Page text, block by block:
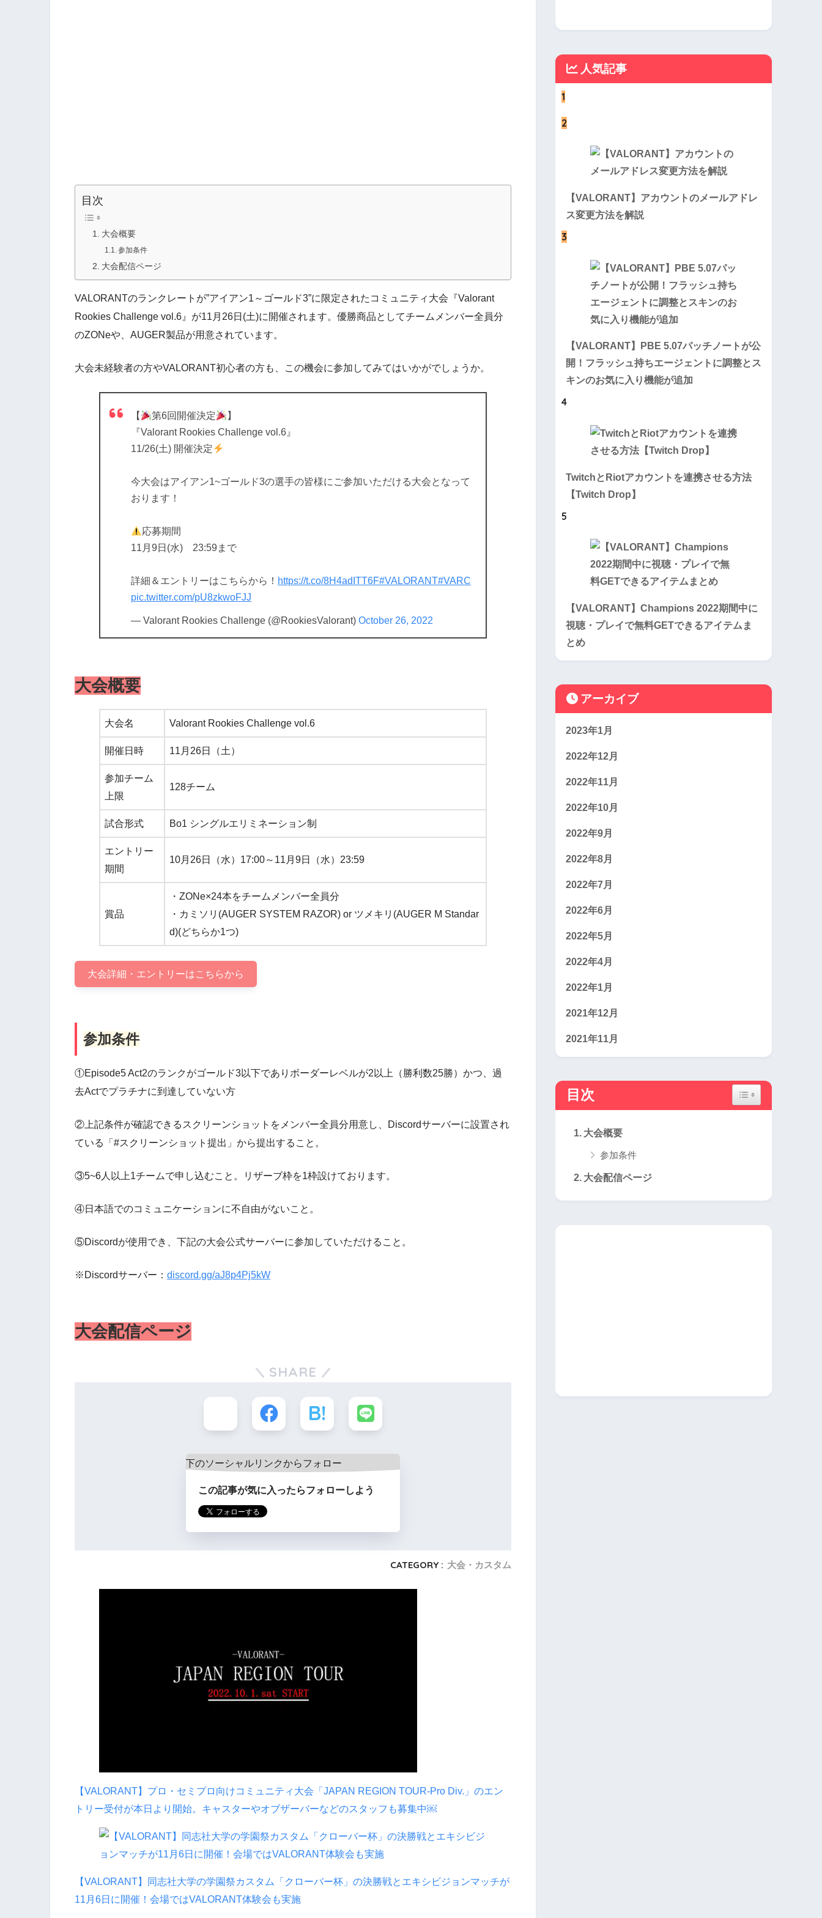
目次
大会概要
参加条件
大会配信ページ
VALORANTのランクレートが”アイアン1～ゴールド3”に限定されたコミュニティ大会『Valorant
Rookies Challenge vol.6』が11月26日(土)に開催されます。優勝商品としてチームメンバー全員分
のZONeや、AUGER製品が用意されています。
大会未経験者の方やVALORANT初心者の方も、この機会に参加してみてはいかがでしょうか。
【 第6回開催決定
】
『Valorant Rookies Challenge vol.6』
11/26(土) 開催決定
今大会はアイアン1~ゴールド3の選手の皆様にご参加いただける大会となって
おります！
応募期間
11月9日(水) 23:59まで
詳細＆エントリーはこちらから！ https://t.co/8H4adITT6F#VALORANT#VARC
pic.twitter.com/pU8zkwoFJJ
— Valorant Rookies Challenge (@RookiesValorant) October 26, 2022
大会概要
大会名 Valorant Rookies Challenge vol.6
開催日時 11月26日（土）
参加チーム
上限
128チーム
試合形式 Bo1 シングルエリミネーション制
エントリー
期間
10月26日（水）17:00～11月9日（水）23:59
賞品
・ZONe×24本をチームメンバー全員分
・カミソリ(AUGER SYSTEM RAZOR) or ツメキリ(AUGER M Standar
d)(どちらか1つ)
大会詳細・エントリーはこちらから
参加条件
①Episode5 Act2のランクがゴールド3以下でありボーダーレベルが2以上（勝利数25勝）かつ、過
去Actでプラチナに到達していない方
②上記条件が確認できるスクリーンショットをメンバー全員分用意し、Discordサーバーに設置され
ている「#スクリーンショット提出」から提出すること。
③5~6人以上1チームで申し込むこと。リザーブ枠を1枠設けております。
④日本語でのコミュニケーションに不自由がないこと。
⑤Discordが使用でき、下記の大会公式サーバーに参加していただけること。
※Discordサーバー： discord.gg/aJ8p4Pj5kW
大会配信ページ
SHARE
この記事が気に入ったらフォローしよう
CATEGORY : 大会・カスタム
【VALORANT】プロ・セミプロ向けコミュニティ大会「JAPAN REGION TOUR-Pro Div.」のエン
トリー受付が本日より開始。キャスターやオブザーバーなどのスタッフも募集中￼
【VALORANT】同志社大学の学園祭カスタム「クローバー杯」の決勝戦とエキシビジョンマッチが
11月6日に開催！会場ではVALORANT体験会も実施
人気記事
1
2
【VALORANT】アカウントのメールアドレ
ス変更方法を解説
3
【VALORANT】PBE 5.07パッチノートが公
開！フラッシュ持ちエージェントに調整とス
キンのお気に入り機能が追加
4
TwitchとRiotアカウントを連携させる方法
【Twitch Drop】
5
【VALORANT】Champions 2022期間中に
視聴・プレイで無料GETできるアイテムま
とめ
アーカイブ
2023年1月
2022年12月
2022年11月
2022年10月
2022年9月
2022年8月
2022年7月
2022年6月
2022年5月
2022年4月
2022年1月
2021年12月
2021年11月
目次 Toggle Table of
大会概要
参加条件
大会配信ページ